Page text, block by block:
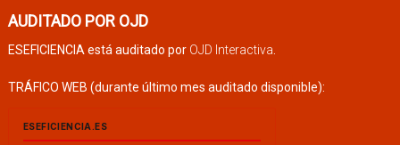
AUDITADO POR OJD
ESEFICIENCIA está auditado por OJD Interactiva
TRÁFICO WEB (durante último mes auditado disponible):